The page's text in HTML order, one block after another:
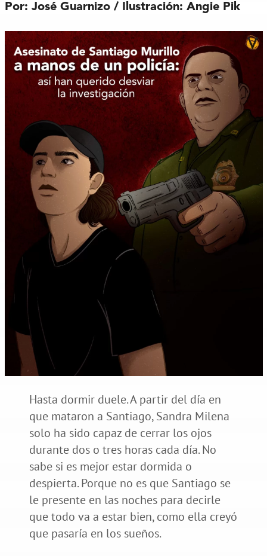
Por: José Guarnizo / Ilustración: Angie Pik
Hasta dormir duele. A partir del día en
que mataron a Santiago, Sandra Milena
solo ha sido capaz de cerrar los ojos
durante dos o tres horas cada día. No
sabe si es mejor estar dormida o
despierta. Porque no es que Santiago se
le presente en las noches para decirle
que todo va a estar bien, como ella creyó
que pasaría en los sueños.